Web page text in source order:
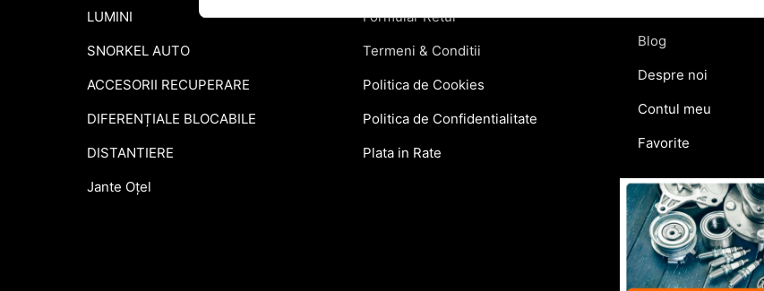
LUMINI
SNORKEL AUTO
ACCESORII RECUPERARE
DIFERENȚIALE BLOCABILE
DISTANTIERE
Jante Oțel
Formular Retur
Termeni & Conditii
Politica de Cookies
Politica de Confidentialitate
Plata in Rate
Blog
Despre noi
Contul meu
Favorite